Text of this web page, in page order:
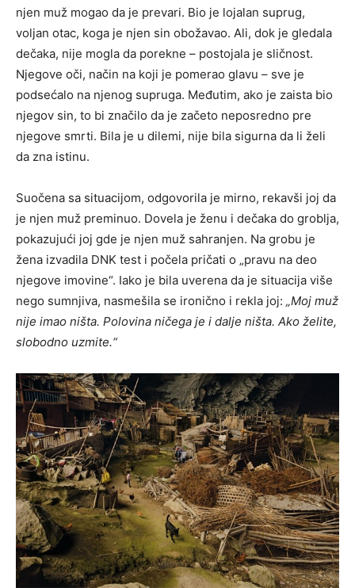
njen muž mogao da je prevari. Bio je lojalan suprug,
voljan otac, koga je njen sin obožavao. Ali, dok je gledala
dečaka, nije mogla da porekne – postojala je sličnost.
Njegove oči, način na koji je pomerao glavu – sve je
podsećalo na njenog supruga. Međutim, ako je zaista bio
njegov sin, to bi značilo da je začeto neposredno pre
njegove smrti. Bila je u dilemi, nije bila sigurna da li želi
da zna istinu.
Suočena sa situacijom, odgovorila je mirno, rekavši joj da
je njen muž preminuo. Dovela je ženu i dečaka do groblja,
pokazujući joj gde je njen muž sahranjen. Na grobu je
žena izvadila DNK test i počela pričati o „pravu na deo
njegove imovine“. Iako je bila uverena da je situacija više
nego sumnjiva, nasmešila se ironično i rekla joj: „Moj muž
nije imao ništa. Polovina ničega je i dalje ništa. Ako želite,
slobodno uzmite.“